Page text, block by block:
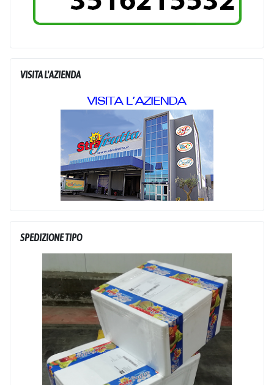
VISITA L'AZIENDA
SPEDIZIONE TIPO